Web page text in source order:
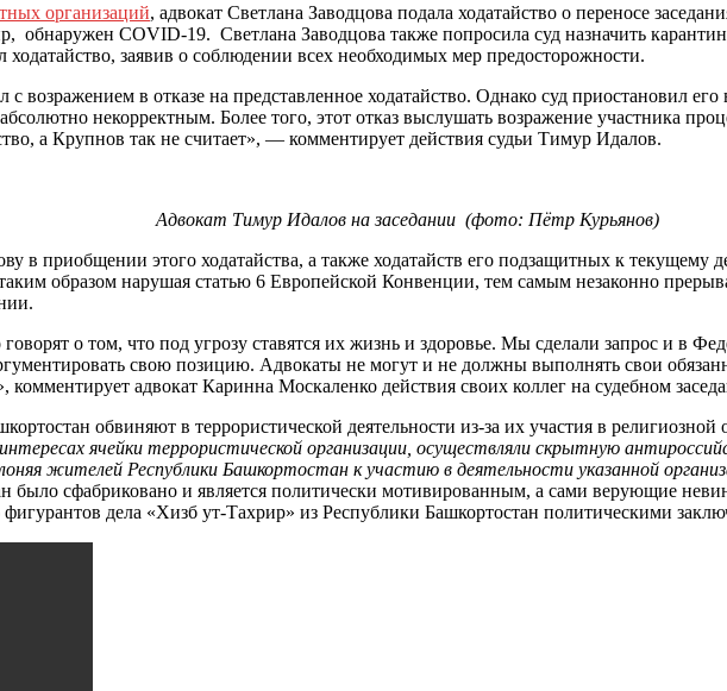
организаций, адвокат Светлана Заводцова подала ходатайство о переносе
обнаружен COVID-19. Светлана Заводцова также попросила суд назначить
заявив о соблюдении всех необходимых мер предосторожности.
возражением в отказе на представленное ходатайство. Однако суд приостановил
некорректным. Более того, этот отказ выслушать возражение участника
а Крупнов так не считает», — комментирует действия судьи Тимур Идалов.
Адвокат Тимур Идалов на заседании (фото: Пётр Курьянов)
в приобщении этого ходатайства, а также ходатайств его подзащитных к текущему
образом нарушая статью 6 Европейской Конвенции, тем самым незаконно
о том, что под угрозу ставятся их жизнь и здоровье. Мы сделали запрос и в
свою позицию. Адвокаты не могут и не должны выполнять свои
адвокат Каринна Москаленко действия своих коллег на судебном
обвиняют в террористической деятельности из-за их участия в
ячейки террористической организации, осуществляли скрытную
жителей Республики Башкортостан к участию в деятельности указанной
было сфабриковано и является политически мотивированным, а сами верующие
дела «Хизб ут-Тахрир» из Республики Башкортостан политическими